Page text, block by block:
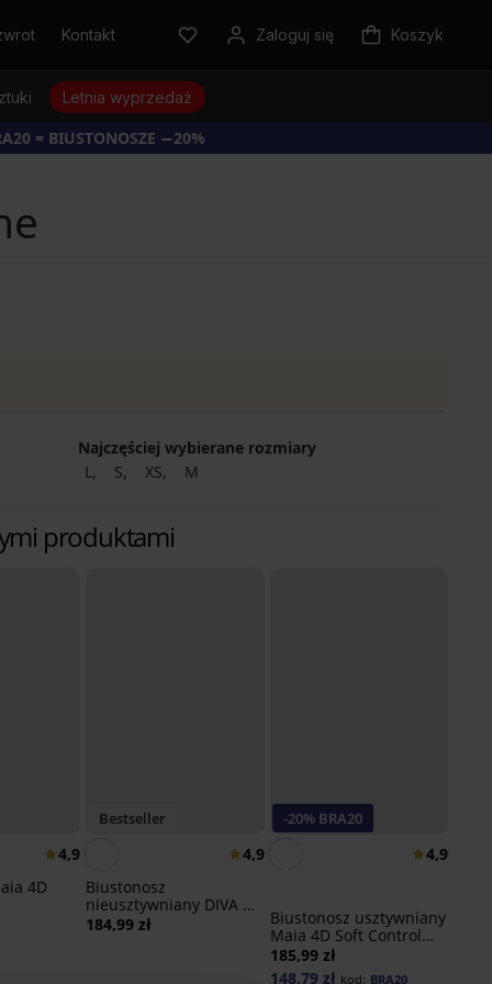
Kontakt Zaloguj się Koszyk
Letnia wyprzedaż
= BIUSTONOSZE −20%
Najczęściej wybierane rozmiary
L
S XS M
produktami
4,9
4D
Bestseller
4,9
Biustonosz
nieusztywniany DIVA by
IVA
184,99 zł
-20% BRA20
4,9
Biustonosz usztywniany
Maia 4D Soft Control
Deluxe
185,99 zł
148,79 zł kod: BRA20